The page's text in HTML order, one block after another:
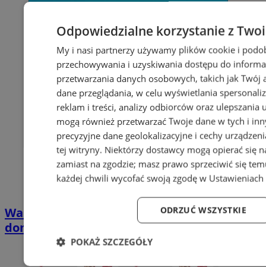
Wakacyjny wypoczynek nad Bałtykiem w
domkach Szmaragdowe Morze
Odpowiedzialne korzystanie z
My i nasi partnerzy używamy plików cookie i
przechowywania i uzyskiwania dostępu do
przetwarzania danych osobowych, takich jak
dane przeglądania, w celu wyświetlania
reklam i treści, analizy odbiorców oraz ulepszania
mogą również przetwarzać Twoje dane w tych i
precyzyjne dane geolokalizacyjne i cechy
tej witryny. Niektórzy dostawcy mogą opierać się
zamiast na zgodzie; masz prawo sprzeciwić się
każdej chwili wycofać swoją zgodę w
ODRZUĆ WSZYSTKIE
POKAŻ SZCZEGÓŁY